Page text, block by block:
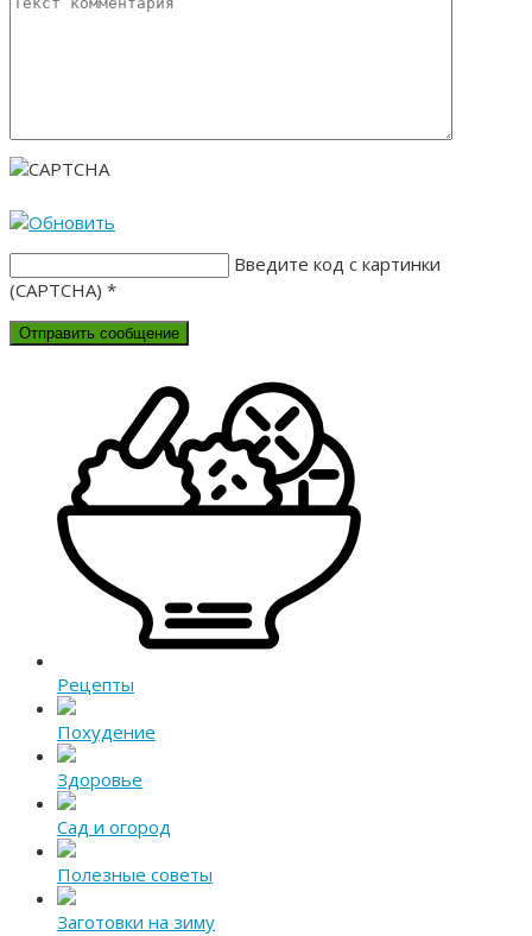
Введите код с картинки
(CAPTCHA) *
Рецепты
Похудение
Здоровье
Сад и огород
Полезные советы
Заготовки на зиму